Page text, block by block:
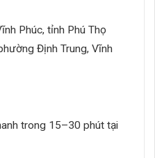
Phúc, tỉnh Phú Thọ
Định Trung, Vĩnh
trong 15–30 phút tại